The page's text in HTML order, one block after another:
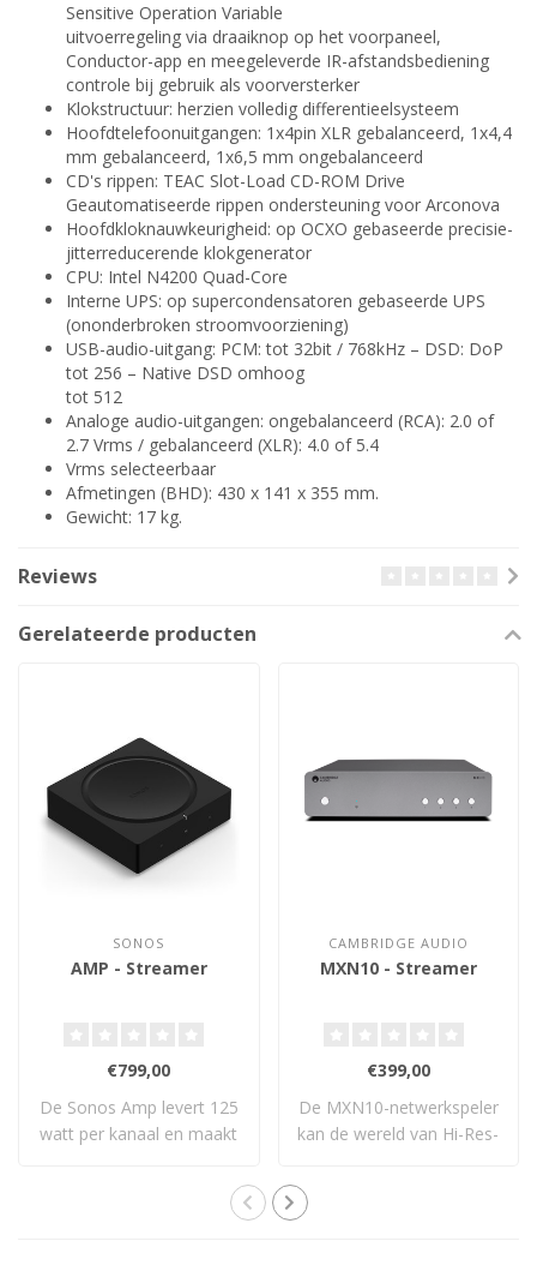
Sensitive Operation Variable
uitvoerregeling via draaiknop op het voorpaneel,
Conductor-app en meegeleverde IR-afstandsbediening
controle bij gebruik als voorversterker
Klokstructuur: herzien volledig differentieelsysteem
Hoofdtelefoonuitgangen: 1x4pin XLR gebalanceerd, 1x4,4
mm gebalanceerd, 1x6,5 mm ongebalanceerd
CD's rippen: TEAC Slot-Load CD-ROM Drive
Geautomatiseerde rippen ondersteuning voor Arconova
Hoofdkloknauwkeurigheid: op OCXO gebaseerde precisie-
jitterreducerende klokgenerator
CPU: Intel N4200 Quad-Core
Interne UPS: op supercondensatoren gebaseerde UPS
(ononderbroken stroomvoorziening)
USB-audio-uitgang: PCM: tot 32bit / 768kHz – DSD: DoP
tot 256 – Native DSD omhoog
tot 512
Analoge audio-uitgangen: ongebalanceerd (RCA): 2.0 of
2.7 Vrms / gebalanceerd (XLR): 4.0 of 5.4
Vrms selecteerbaar
Afmetingen (BHD): 430 x 141 x 355 mm.
Gewicht: 17 kg.
Reviews
Gerelateerde producten
SONOS
AMP - Streamer
€799,00
De Sonos Amp levert 125
watt per kanaal en maakt
CAMBRIDGE AUDIO
MXN10 - Streamer
€399,00
De MXN10-netwerkspeler
kan de wereld van Hi-Res-